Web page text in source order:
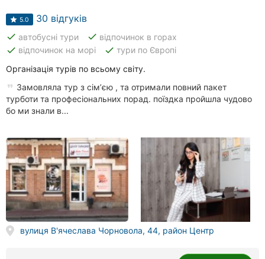
5.0 30 відгуків
done автобусні тури done відпочинок в горах
done відпочинок на морі done тури по Європі
Організація турів по всьому світу.
Замовляла тур з сімʼєю , та отримали повний пакет
турботи та професіональних порад. поїздка пройшла чудово
бо ми знали в...
вулиця В'ячеслава Чорновола, 44, район Центр